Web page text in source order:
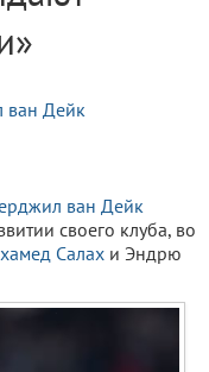
ван Дейк
ван Дейк
своего клуба, во
Салах и Эндрю